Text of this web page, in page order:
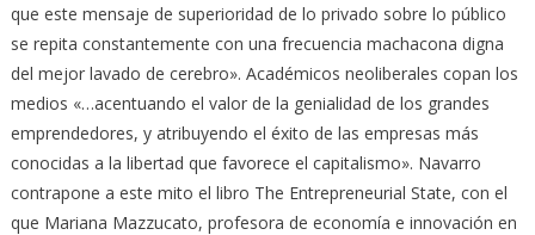
que este mensaje de superioridad de lo privado sobre lo público
se repita constantemente con una frecuencia machacona digna
del mejor lavado de cerebro». Académicos neoliberales copan los
medios «…acentuando el valor de la genialidad de los grandes
emprendedores, y atribuyendo el éxito de las empresas más
conocidas a la libertad que favorece el capitalismo». Navarro
contrapone a este mito el libro The Entrepreneurial State, con el
que Mariana Mazzucato, profesora de economía e innovación en